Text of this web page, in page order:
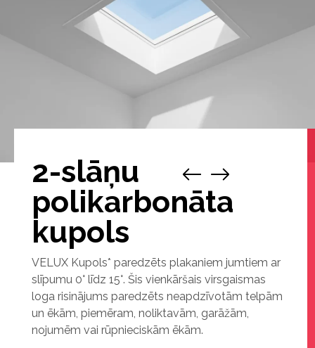
2-slāņu
polikarbonāta
kupols
VELUX Kupols* paredzēts plakaniem jumtiem ar
slīpumu 0° līdz 15°. Šis vienkāršais virsgaismas
loga risinājums paredzēts neapdzīvotām telpām
un ēkām, piemēram, noliktavām, garāžām,
nojumēm vai rūpnieciskām ēkām.